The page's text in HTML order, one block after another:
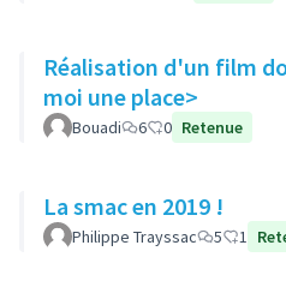
Réalisation d'un film
moi une place>
Bouadi 6 0 Retenue
La smac en 2019 !
Philippe Trayssac 5 1